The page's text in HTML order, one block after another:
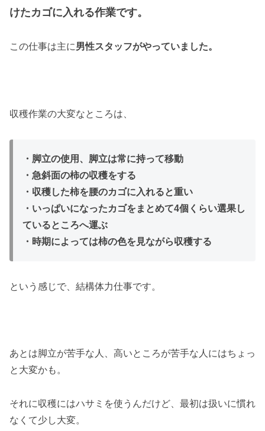
けたカゴに入れる作業です。
この仕事は主に男性スタッフがやっていました。
収穫作業の大変なところは、
・脚立の使用、脚立は常に持って移動
・急斜面の柿の収穫をする
・収穫した柿を腰のカゴに入れると重い
・いっぱいになったカゴをまとめて4個くらい選果し
ているところへ運ぶ
・時期によっては柿の色を見ながら収穫する
という感じで、結構体力仕事です。
あとは脚立が苦手な人、高いところが苦手な人にはちょっ
と大変かも。
それに収穫にはハサミを使うんだけど、最初は扱いに慣れ
なくて少し大変。